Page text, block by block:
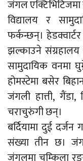
जंगल
विद्यालय र
फर्कन्छन्।
झल्काउने संग्रहालय
सामुदायिक वनमा
होमस्टेमा बसेर
जंगली हात्ती,
चराचुरुंगी छन्।
बर्दियामा दुई
संख्या तीन छ।